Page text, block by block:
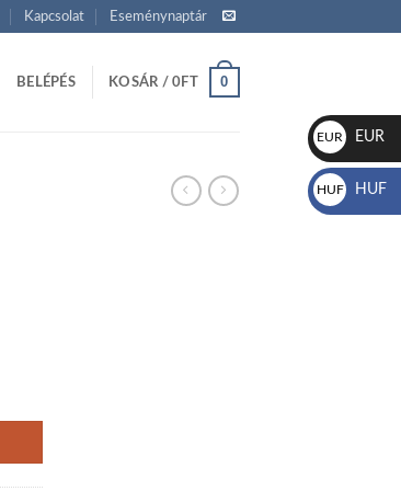
Kapcsolat Eseménynaptár
BELÉPÉS KOSÁR /0FT 0
EUR
€
EUR
HUF
Ft
HUF